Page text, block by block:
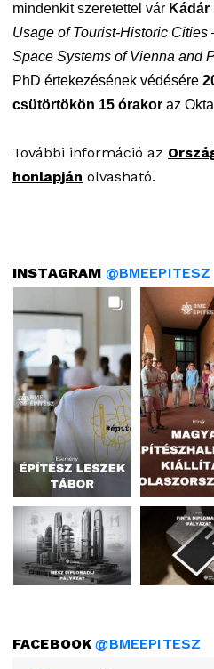
mindenkit szeretettel vár
Usage of Tourist-Historic Cities
Space Systems of Vienna and
PhD értekezésének védésére
csütörtökön 15 órakor az
További információ az
honlapján olvasható.
INSTAGRAM @BMEEPITESZ
FACEBOOK@BMEEPITESZ